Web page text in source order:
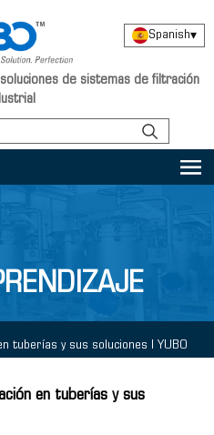
de sistemas de filtración
Spanish▾
tuberías y sus soluciones | YUBO
en tuberías y sus